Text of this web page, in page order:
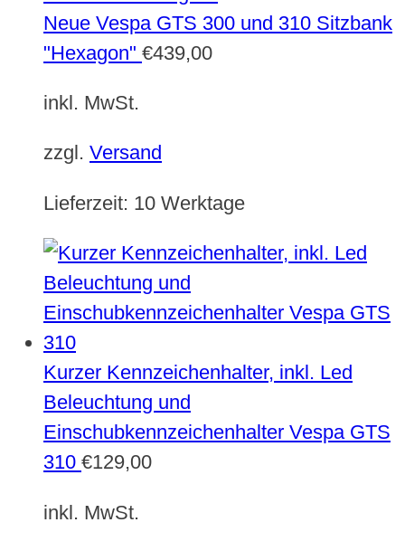
Neue Vespa GTS 300 und 310 Sitzbank
"Hexagon" €439,00
inkl. MwSt.
zzgl. Versand
Lieferzeit: 10 Werktage
Kurzer Kennzeichenhalter, inkl. Led
Beleuchtung und
Einschubkennzeichenhalter Vespa GTS
310 €129,00
inkl. MwSt.